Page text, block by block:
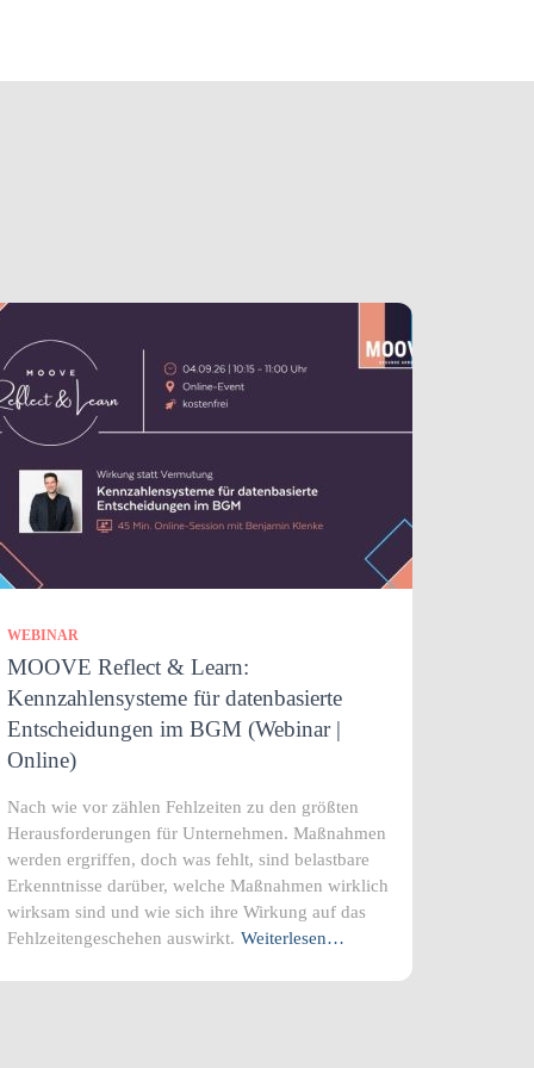
WEBINAR
MOOVE Reflect & Learn:
Kennzahlensysteme für datenbasierte
Entscheidungen im BGM (Webinar |
Online)
Nach wie vor zählen Fehlzeiten zu den größten
Herausforderungen für Unternehmen. Maßnahmen
werden ergriffen, doch was fehlt, sind belastbare
Erkenntnisse darüber, welche Maßnahmen wirklich
wirksam sind und wie sich ihre Wirkung auf das
Fehlzeitengeschehen auswirkt. Weiterlesen…